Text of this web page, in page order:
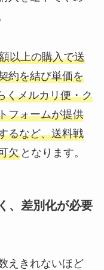
以上の購入で送
約を結び単価を
くメルカリ便・ク
フォームが提供
るなど、送料戦
欠となります。
、差別化が必要
えきれないほど